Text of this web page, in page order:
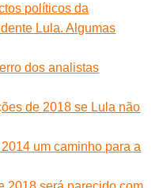
políticos da
Lula. Algumas
dos analistas
de 2018 se Lula não
um caminho para a